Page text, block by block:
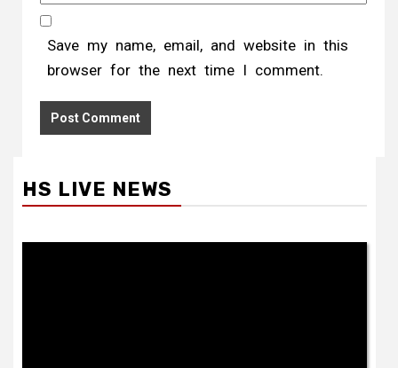
Save my name, email, and website in this
browser for the next time I comment.
HS LIVE NEWS